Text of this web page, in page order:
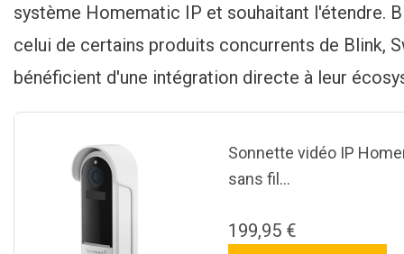
système Homematic IP et souhaitant l'étendre.
celui de certains produits concurrents de Blink,
bénéficient d'une intégration directe à leur
Sonnette vidéo IP
sans fil…
199,95 €